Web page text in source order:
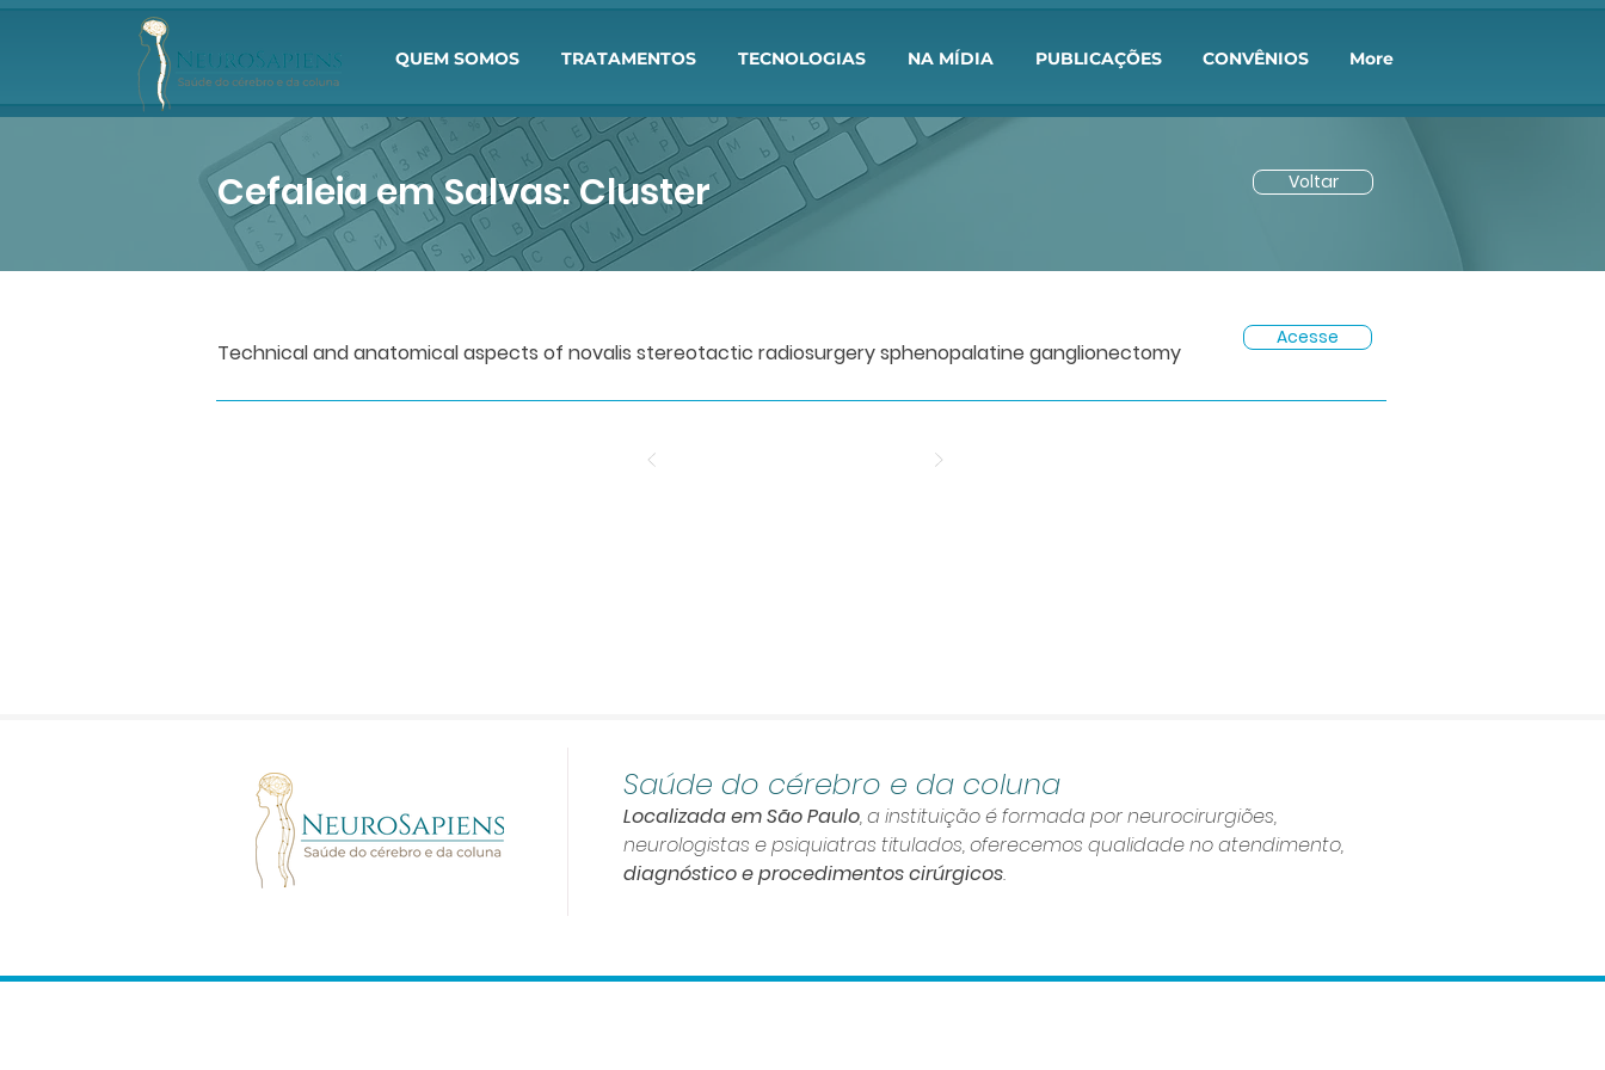
QUEM SOMOS TRATAMENTOS TECNOLOGIAS NA MÍDIA PUBLICAÇÕES CONVÊNIOS More
Cefaleia em Salvas: Cluster Voltar
Technical and anatomical aspects of novalis stereotactic radiosurgery sphenopalatine ganglionectomy
Acesse
Saúde do cérebro e da coluna
Localizada em São Paulo, a instituição é formada por neurocirurgiões,
neurologistas e psiquiatras titulados, oferecemos qualidade no atendimento,
diagnóstico e procedimentoscirúrgicos.